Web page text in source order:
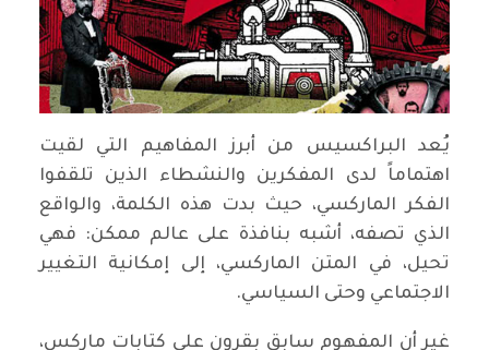
يُعد البراكسيس من أبرز المفاهيم التي لقيت
اهتماماً لدى المفكرين والنشطاء الذين تلقفوا
الفكر الماركسي، حيث بدت هذه الكلمة، والواقع
الذي تصفه، أشبه بنافذة على عالم ممكن: فهي
تحيل، في المتن الماركسي، إلى إمكانية التغيير
الاجتماعي وحتى السياسي.
غير أن المفهوم سابق بقرون على كتابات ماركس،